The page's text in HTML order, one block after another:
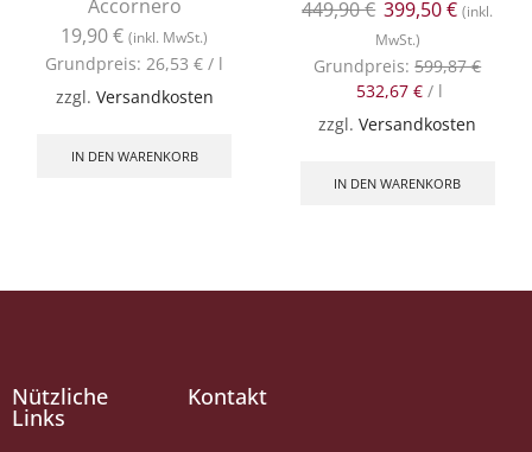
Accornero
19,90€ (inkl. MwSt.)
Grundpreis:26,53€ / l
zzgl. Versandkosten
IN DEN WARENKORB
449,90€ 399,50€ (inkl.
MwSt.)
Grundpreis:599,87€
532,67 €/ l
zzgl.Versandkosten
IN DEN WARENKORB
Kontakt
Nützliche
Links